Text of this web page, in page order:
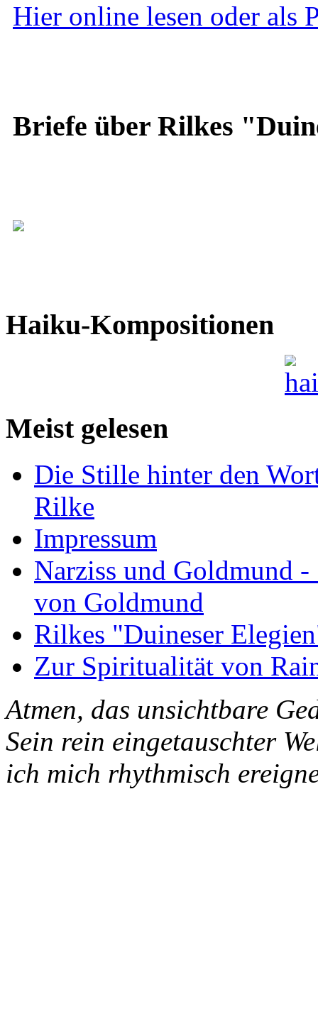
Hier online lesen oder als
Briefe über Rilkes
Haiku-Kompositionen
Meist gelesen
Die Stille hinter den
Rilke
Impressum
Narziss und Goldmund
von Goldmund
Rilkes "Duineser
Zur Spiritualität von
Atmen, das unsichtbare
Sein rein eingetauschter
ich mich rhythmisch